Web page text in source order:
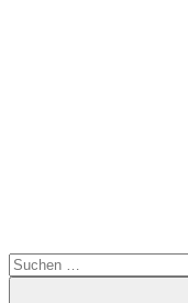
Suchen
nach: